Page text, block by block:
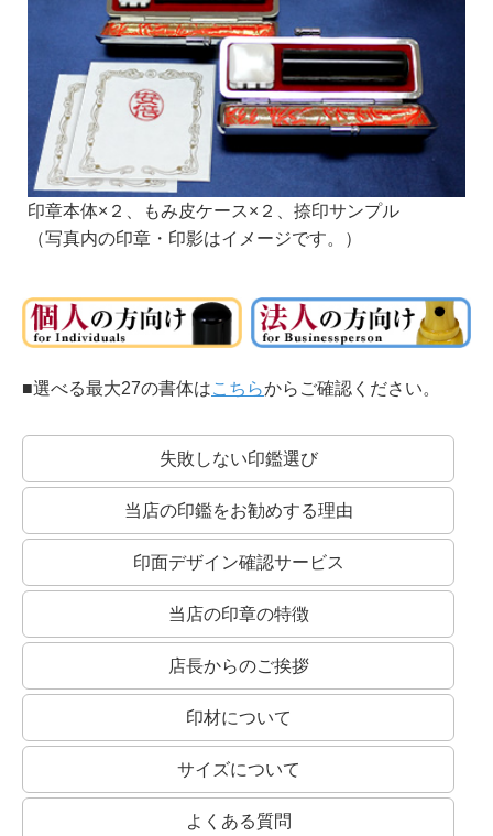
・銀行印の書体をお選びください。
・認印の書体をお選びください。
・彫刻の向き（縦書き・横書き）をお選びください。
・彫刻文字 お名前をお入れください。
通常、銀行印や認印は、姓か名のどちらかになります。（例：安部）
■書体見本一覧：
同じ系統でも名前が違うものは作家が違います。それぞれ線の太さなどに個性があ
ります。
書体名の頭にKがついている書体は、当社オリジナルの書体です。
お好みの書体をみつけてくださいね。
銀行印にオススメ！
印鑑の文字の読みやすさより、偽造のしにくさや、風格を重視して選ぶとよいでし
篆書系：
印章用に特化した書体です。
中国最古の石刻の書体が起源といわれています。
印相体：
実印によく使われる書体です。
開運印鑑などもこの系統の書体を使います。
認印は、書類上で誰が捺印したか、第三者にわかることも大切です。
従って、読みやすい書体を選ぶとよいでしょう。
もちろん、銀行印におすすめの書体でおつくりすることも可能です！
楷書系：
一画一画続けずに筆を離して書いた書体です。
印章本体×２、もみ皮ケース×２、捺印サンプル
（写真内の印章・印影はイメージです。）
■選べる最大27の書体はこちらからご確認ください。
失敗しない印鑑選び
当店の印鑑をお勧めする理由
印面デザイン確認サービス
当店の印章の特徴
店長からのご挨拶
印材について
サイズについて
よくある質問